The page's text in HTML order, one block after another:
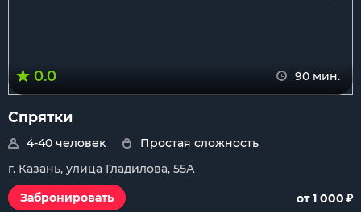
0.0 90 мин.
Спрятки
4-40 человек
Простая сложность
г. Казань, улица Гладилова, 55А
Забронировать
от 1 000 ₽